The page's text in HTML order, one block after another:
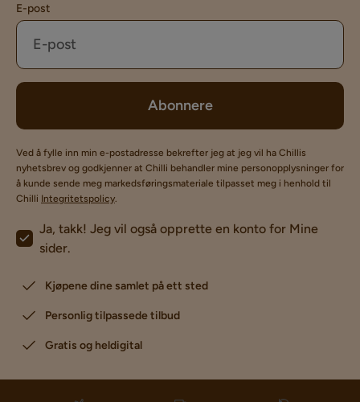
E-post
Abonnere
Ved å fylle inn min e-postadresse bekrefter jeg at jeg vil ha Chillis
nyhetsbrev og godkjenner at Chilli behandler mine personopplysninger for
å kunde sende meg markedsføringsmateriale tilpasset meg i henhold til
Chilli Integritetspolicy.
Ja, takk! Jeg vil også opprette en konto for Mine
sider.
Kjøpene dine samlet på ett sted
Personlig tilpassede tilbud
Gratis og heldigital